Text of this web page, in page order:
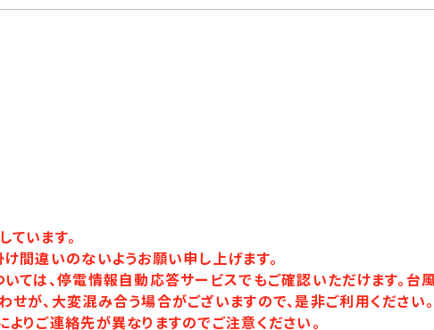
います。
間違いのないようお願い申し上げます。
ては、停電情報自動応答サービスでもご確認いただけます。台
が、大変混み合う場合がございますので、是非ご利用ください。
りご連絡先が異なりますのでご注意ください。